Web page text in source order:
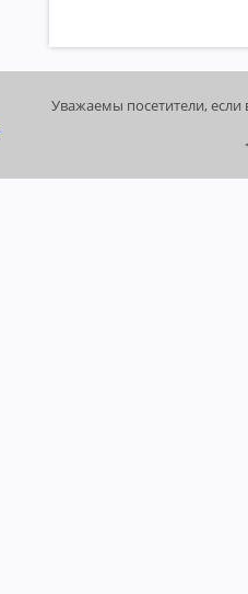
Уважаемы посетители,